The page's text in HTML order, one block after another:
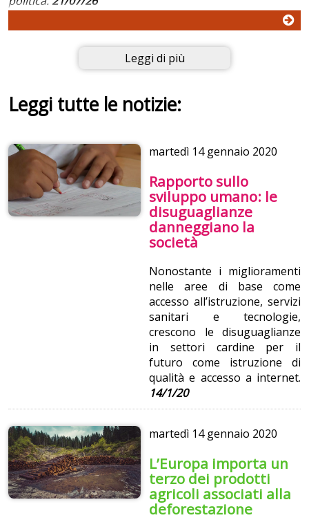
Leggi di più
Leggi tutte le notizie:
martedì 14 gennaio 2020
Rapporto sullo
sviluppo umano: le
disuguaglianze
danneggiano la
società
Nonostante i miglioramenti
nelle aree di base come
accesso all’istruzione, servizi
sanitari e tecnologie,
crescono le disuguaglianze
in settori cardine per il
futuro come istruzione di
qualità e accesso a internet.
14/1/20
martedì 14 gennaio 2020
L’Europa importa un
terzo dei prodotti
agricoli associati alla
deforestazione